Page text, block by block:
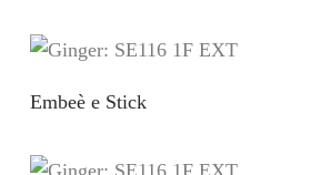
Embeè e Stick